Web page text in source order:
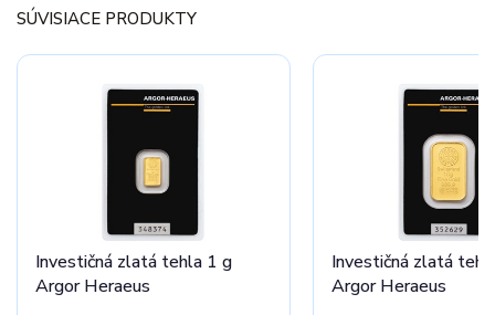
SÚVISIACE PRODUKTY
Investičná zlatá tehla 1 g
Argor Heraeus
Investičná zlatá
Argor Heraeus